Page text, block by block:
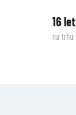
16 let
na trhu